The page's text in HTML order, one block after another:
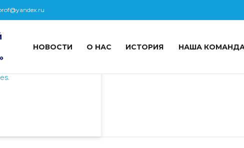
и
Продолжая
использования.
.
НОВОСТИ О НАС ИСТОРИЯ НАША